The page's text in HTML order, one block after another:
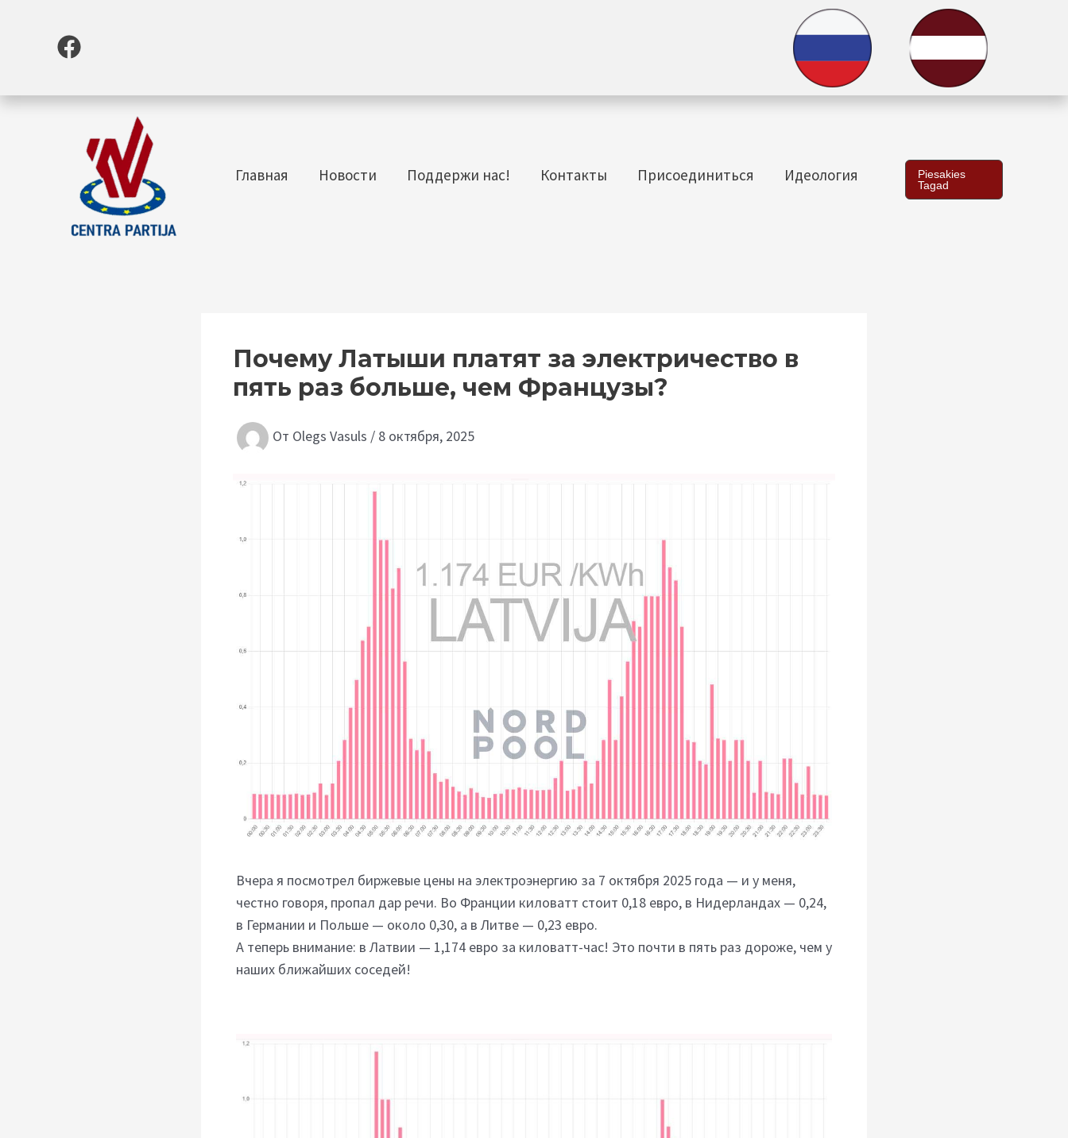
содержимому
Главная Новости Поддержи нас! Контакты Присоединиться Идеология
Piesakies
Tagad
Почему Латыши платят за электричество в
пять раз больше, чем Французы?
От Olegs Vasuls / 8 октября, 2025
Вчера я посмотрел биржевые цены на электроэнергию за 7 октября 2025 года — и у меня,
честно говоря, пропал дар речи. Во Франции киловатт стоит 0,18 евро, в Нидерландах — 0,24,
в Германии и Польше — около 0,30, а в Литве — 0,23 евро.
А теперь внимание: в Латвии — 1,174 евро за киловатт-час! Это почти в пять раз дороже, чем у
наших ближайших соседей!